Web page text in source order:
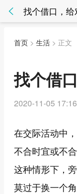
找个借口，
首页 > 生活 > 正文
找个借
2020-11-05
在交际活动中
不合时宜或不
这种情形下，
莫过于换一个